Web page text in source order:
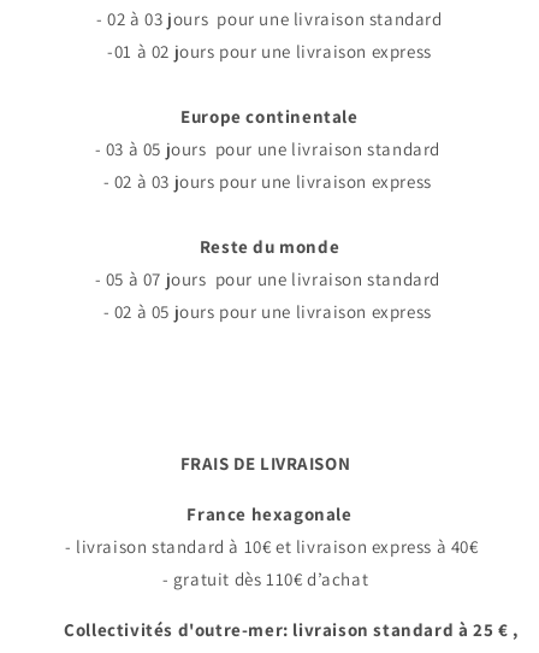
- 02 à 03 jours pour une livraison standard
-01 à 02 jours pour une livraison express
Europe continentale
- 03 à 05 jours pour une livraison standard
- 02 à 03 jours pour une livraison express
Reste du monde
- 05 à 07 jours pour une livraison standard
- 02 à 05 jours pour une livraison express
FRAIS DE LIVRAISON
France hexagonale
- livraison standard à 10€ et livraison express à 40€
- gratuit dès 110€ d’achat
Collectivités d'outre-mer: livraison standard à 25 € ,